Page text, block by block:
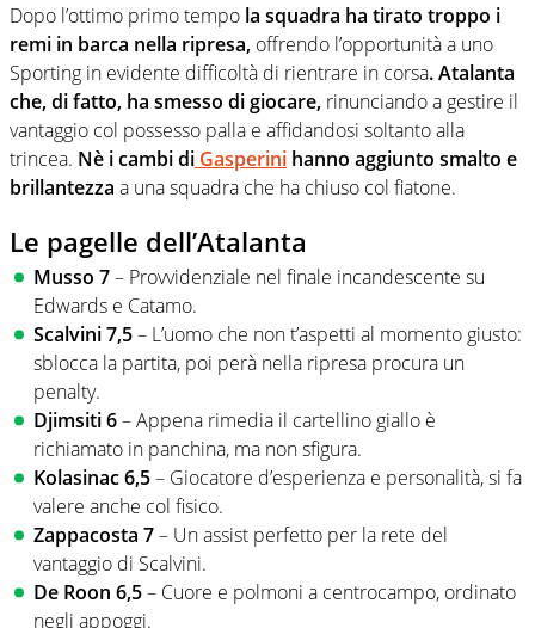
Dopo l’ottimo primo tempo la squadra ha tirato troppo i
remi in barca nella ripresa, offrendo l’opportunità a uno
Sporting in evidente difficoltà di rientrare in corsa. Atalanta
che, di fatto, ha smesso di giocare, rinunciando a gestire il
vantaggio col possesso palla e affidandosi soltanto alla
trincea. Nè i cambi di Gasperini hanno aggiunto smalto e
brillantezza a una squadra che ha chiuso col fiatone.
Le pagelle dell’Atalanta
Musso 7– Provvidenziale nel finale incandescente su
Edwards e Catamo.
Scalvini 7,5– L’uomo che non t’aspetti al momento giusto:
sblocca la partita, poi perà nella ripresa procura un
penalty.
Djimsiti 6– Appena rimedia il cartellino giallo è
richiamato in panchina, ma non sfigura.
Kolasinac 6,5– Giocatore d’esperienza e personalità, si fa
valere anche col fisico.
Zappacosta 7– Un assist perfetto per la rete del
vantaggio di Scalvini.
De Roon 6,5– Cuore e polmoni a centrocampo, ordinato
negli appoggi.